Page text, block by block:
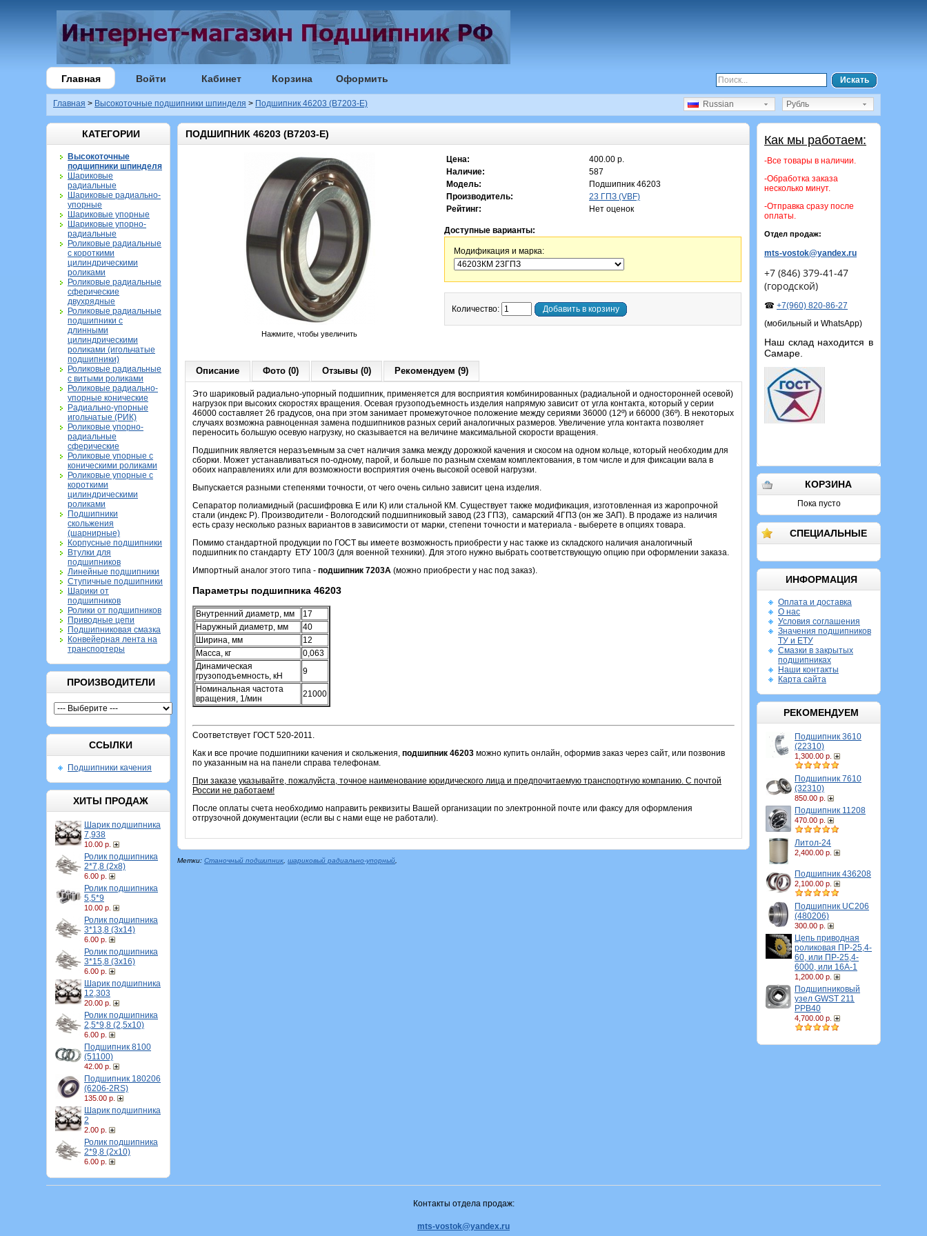
Главная Войти Кабинет Корзина Оформить Искать
Главная > Высокоточные подшипники шпинделя > Подшипник 46203 (B7203-E) Рубль
Russian
КАТЕГОРИИ
Высокоточные
подшипники шпинделя
Шариковые
радиальные
Шариковые радиально-
упорные
Шариковые упорные
Шариковые упорно-
радиальные
Роликовые радиальные
с короткими
цилиндрическими
роликами
Роликовые радиальные
сферические
двухрядные
Роликовые радиальные
подшипники с
длинными
цилиндрическими
роликами (игольчатые
подшипники)
Роликовые радиальные
с витыми роликами
Роликовые радиально-
упорные конические
Радиально-упорные
игольчатые (РИК)
Роликовые упорно-
радиальные
сферические
Роликовые упорные с
коническими роликами
Роликовые упорные с
короткими
цилиндрическими
роликами
Подшипники
скольжения
(шарнирные)
Корпусные подшипники
Втулки для
подшипников
Линейные подшипники
Ступичные подшипники
Шарики от
подшипников
Ролики от подшипников
Приводные цепи
Подшипниковая смазка
Конвейерная лента на
транспортеры
ПРОИЗВОДИТЕЛИ
ССЫЛКИ
Подшипники качения
ХИТЫ ПРОДАЖ
Шарик подшипника
7,938
10.00 р.
Ролик подшипника
2*7,8 (2х8)
6.00 р.
Ролик подшипника
5,5*9
10.00 р.
Ролик подшипника
3*13,8 (3х14)
6.00 р.
Ролик подшипника
3*15,8 (3х16)
6.00 р.
Шарик подшипника
12,303
20.00 р.
Ролик подшипника
2,5*9,8 (2,5х10)
6.00 р.
Подшипник 8100
(51100)
42.00 р.
Подшипник 180206
(6206-2RS)
135.00 р.
Шарик подшипника
2
2.00 р.
Ролик подшипника
2*9,8 (2х10)
6.00 р.
Как мы работаем:
-Все товары в наличии.
-Обработка заказа
несколько минут.
-Отправка сразу после
оплаты.
Отдел продаж:
mts-vostok@yandex.ru
+7 (846) 379-41-47
(городской)
☎ +7(960) 820-86-27
(мобильный и WhatsApp)
Наш склад находится в
Самаре.
КОРЗИНА
Пока пусто
СПЕЦИАЛЬНЫЕ
ИНФОРМАЦИЯ
Оплата и доставка
О нас
Условия соглашения
Значения подшипников
ТУ и ЕТУ
Смазки в закрытых
подшипниках
Наши контакты
Карта сайта
РЕКОМЕНДУЕМ
Подшипник 3610
(22310)
1,300.00 р.
Подшипник 7610
(32310)
850.00 р.
Подшипник 11208
470.00 р.
Литол-24
2,400.00 р.
Подшипник 436208
2,100.00 р.
Подшипник UC206
(480206)
300.00 р.
Цепь приводная
роликовая ПР-25,4-
60, или ПР-25,4-
6000, или 16A-1
1,200.00 р.
Подшипниковый
узел GWST 211
PPB40
4,700.00 р.
ПОДШИПНИК 46203 (B7203-E)
Нажмите, чтобы увеличить
Цена:
400.00 р.
Наличие:
587
Модель:
Подшипник 46203
Производитель:
23 ГПЗ (VBF)
Рейтинг:
Нет оценок
Доступные варианты:
Модификация и марка:
Количество: Добавить в корзину
Описание Фото (0) Отзывы (0) Рекомендуем (9)
Это шариковый радиально-упорный подшипник, применяется для восприятия комбинированных (радиальной и односторонней осевой)
нагрузок при высоких скоростях вращения. Осевая грузоподъемность изделия напрямую зависит от угла контакта, который у серии
46000 составляет 26 градусов, она при этом занимает промежуточное положение между сериями 36000 (12º) и 66000 (36º). В некоторых
случаях возможна равноценная замена подшипников разных серий аналогичных размеров. Увеличение угла контакта позволяет
переносить большую осевую нагрузку, но сказывается на величине максимальной скорости вращения.
Подшипник является неразъемным за счет наличия замка между дорожкой качения и скосом на одном кольце, который необходим для
сборки. Может устанавливаться по-одному, парой, и больше по разным схемам комплектования, в том числе и для фиксации вала в
обоих направлениях или для возможности восприятия очень высокой осевой нагрузки.
Выпускается разными степенями точности, от чего очень сильно зависит цена изделия.
Сепаратор полиамидный (расшифровка Е или К) или стальной КМ. Существует также модификация, изготовленная из жаропрочной
стали (индекс Р). Производители - Вологодский подшипниковый завод (23 ГПЗ), самарский 4ГПЗ (он же ЗАП). В продаже из наличия
есть сразу несколько разных вариантов в зависимости от марки, степени точности и материала - выберете в опциях товара.
Помимо стандартной продукции по ГОСТ вы имеете возможность приобрести у нас также из складского наличия аналогичный
подшипник по стандарту ЕТУ 100/3 (для военной техники). Для этого нужно выбрать соответствующую опцию при оформлении заказа.
Импортный аналог этого типа - подшипник 7203А (можно приобрести у нас под заказ).
Параметры подшипника 46203
Внутренний диаметр, мм
17
Наружный диаметр, мм
40
Ширина, мм
12
Масса, кг
0,063
Динамическая
грузоподъемность, кН
9
Номинальная частота
вращения, 1/мин
21000
Соответствует ГОСТ 520-2011.
Как и все прочие подшипники качения и скольжения, подшипник 46203 можно купить онлайн, оформив заказ через сайт, или позвонив
по указанным на на панели справа телефонам.
При заказе указывайте, пожалуйста, точное наименование юридического лица и предпочитаемую транспортную компанию. С почтой
России не работаем!
После оплаты счета необходимо направить реквизиты Вашей организации по электронной почте или факсу для оформления
отгрузочной документации (если вы с нами еще не работали).
Метки: Станочный подшипник шариковый радиально-упорный
Контакты отдела продаж:
mts-vostok@yandex.ru